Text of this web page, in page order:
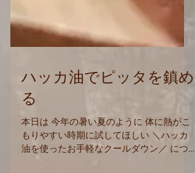
ハッカ油でピッタを鎮め
る
本日は 今年の暑い夏のように 体に熱がこ
もりやすい時期に試してほしい ＼ハッカ